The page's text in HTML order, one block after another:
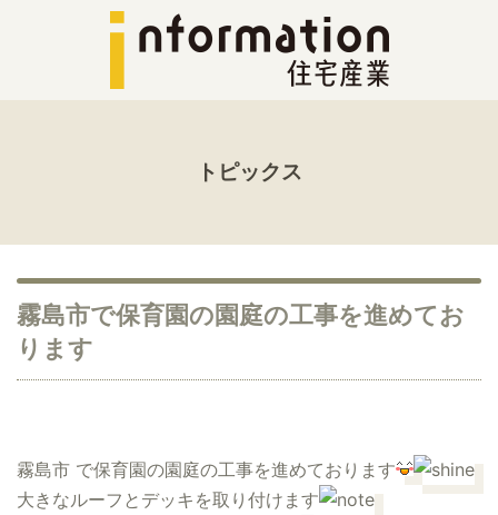
トピックス
霧島市で保育園の園庭の工事を進めてお
ります
霧島市 で保育園の園庭の工事を進めております
大きなルーフとデッキを取り付けます